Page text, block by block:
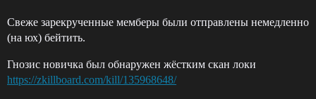
Свеже зарекрученные мемберы были отправлены немедленно
(на юх) бейтить.
Гнозис новичка был обнаружен жёстким скан локи
https://zkillboard.com/kill/135968648/